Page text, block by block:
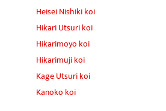
Heisei Nishiki koi
Hikari Utsuri koi
Hikarimoyo koi
Hikarimuji koi
Kage Utsuri koi
Kanoko koi